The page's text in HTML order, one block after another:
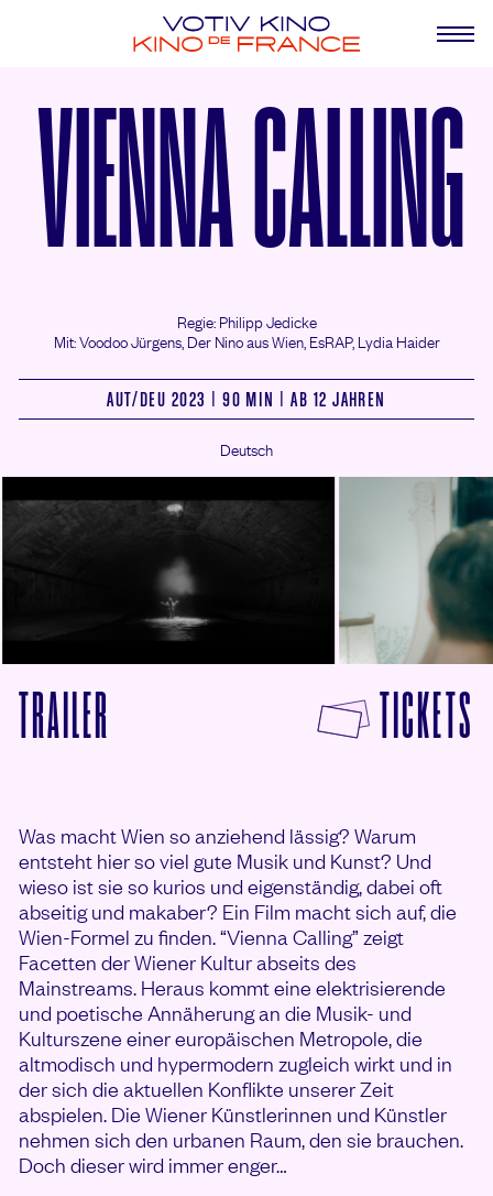
VIENNA CALLING
Regie: Philipp Jedicke
Mit: Voodoo Jürgens, Der Nino aus Wien, EsRAP, Lydia Haider
AUT/DEU 2023 | 90 MIN | AB 12 JAHREN
Deutsch
TRAILER
TICKETS
Was macht Wien so anziehend lässig? Warum
entsteht hier so viel gute Musik und Kunst? Und
wieso ist sie so kurios und eigenständig, dabei oft
abseitig und makaber? Ein Film macht sich auf, die
Wien-Formel zu finden. “Vienna Calling” zeigt
Facetten der Wiener Kultur abseits des
Mainstreams. Heraus kommt eine elektrisierende
und poetische Annäherung an die Musik- und
Kulturszene einer europäischen Metropole, die
altmodisch und hypermodern zugleich wirkt und in
der sich die aktuellen Konflikte unserer Zeit
abspielen. Die Wiener Künstlerinnen und Künstler
nehmen sich den urbanen Raum, den sie brauchen.
Doch dieser wird immer enger…